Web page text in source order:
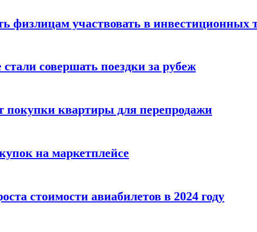
участвовать в инвестиционных
совершать поездки за рубеж
покупки квартиры для перепродажи
на маркетплейсе
стоимости авиабилетов в 2024 году